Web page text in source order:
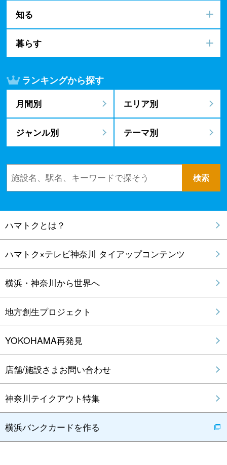
知る
暮らす
ランキングから探す
月間別 エリア別
ジャンル別 テーマ別
ハマトクとは？
ハマトク×テレビ神奈川 タイアップコンテンツ
横浜・神奈川から世界へ
地方創生プロジェクト
YOKOHAMA再発見
店舗/施設さまお問い合わせ
神奈川テイクアウト特集
横浜バンクカードを作る